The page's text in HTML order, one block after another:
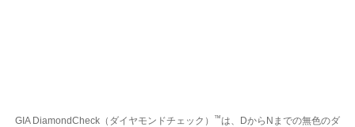
GIA DiamondCheck（ダイヤモンドチェック） ™ は、DからNまでの無色のダ